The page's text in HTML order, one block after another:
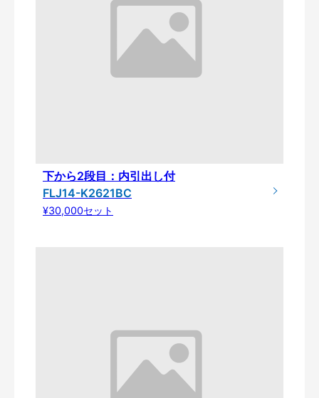
下から2段目：内引出し付
FLJ14-K2621BC
¥30,000セット